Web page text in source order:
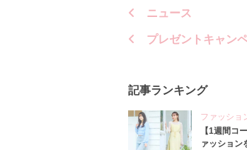
ニュース
プレゼントキャン
記事ランキング
ファッショ
【1週間コ
ァッショ